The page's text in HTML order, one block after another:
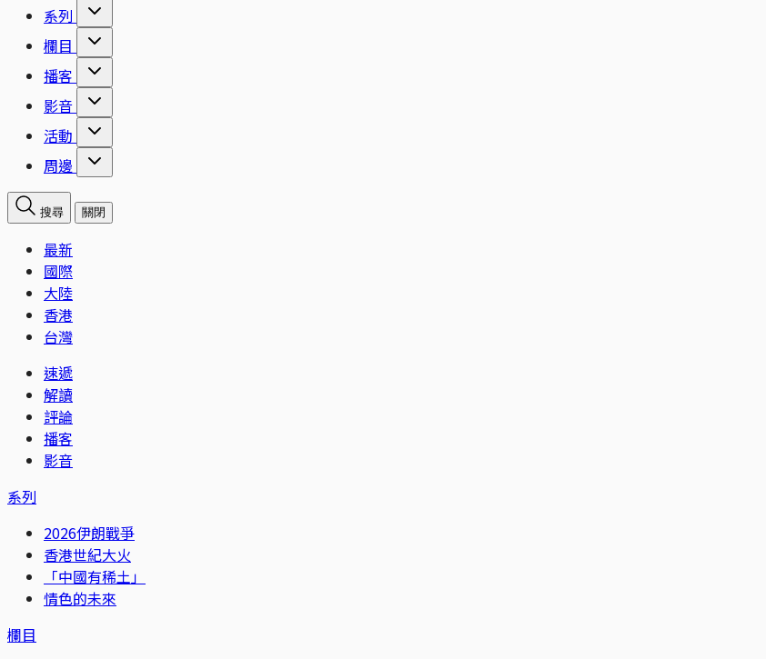
系列
欄目
播客
影音
活動
周邊
搜尋 關閉
最新
國際
大陸
香港
台灣
速遞
解讀
評論
播客
影音
系列
2026伊朗戰爭
香港世紀大火
「中國有稀土」
情色的未來
欄目